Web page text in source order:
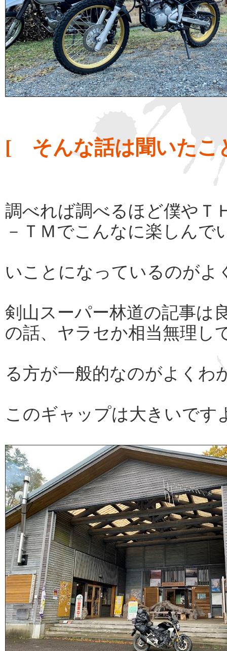
[ そんな話は聞いた
調べれば調べるほど僕やＴ
－ＴＭでこんなに楽しんで
いことになっているのがよ
剣山スーパー林道の記事は
の話、ヤラセか相当無理し
る方が一般的なのがよくわ
このギャップは大きいです